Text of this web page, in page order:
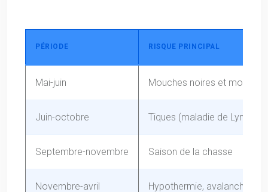
PÉRIODE RISQUE PRINCIPAL
Mai-juin Mouches noires et
Juin-octobre Tiques (maladie de Lyme)
Septembre-novembre Saison de la chasse
Novembre-avril Hypothermie, avalanche